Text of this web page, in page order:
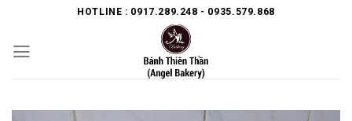
content
HOTLINE : 0917.289.248 - 0935.579.868